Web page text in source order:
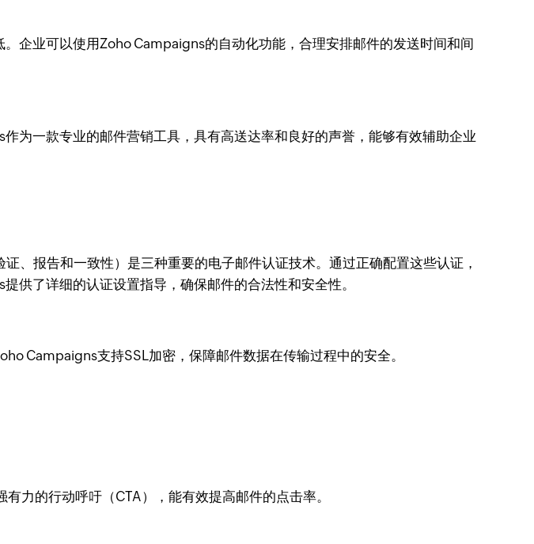
企业可以使用Zoho Campaigns的自动化功能，合理安排邮件的发送时间和间
为一款专业的邮件营销工具，具有高送达率和良好的声誉，能够有效辅助企业
、报告和一致性）是三种重要的电子邮件认证技术。通过正确配置这些认证，
供了详细的认证设置指导，确保邮件的合法性和安全性。
Campaigns支持SSL加密，保障邮件数据在传输过程中的安全。
力的行动呼吁（CTA），能有效提高邮件的点击率。